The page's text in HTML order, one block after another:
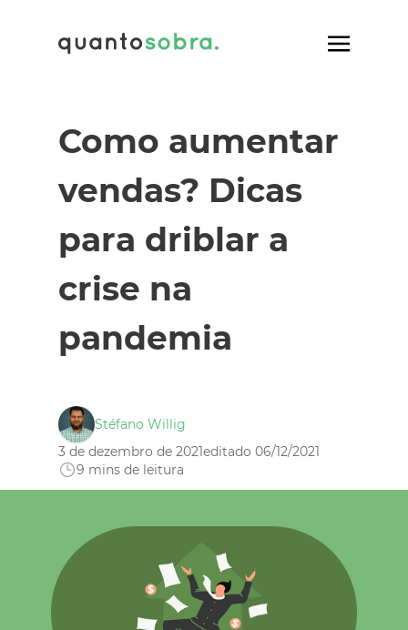
Como aumentar
vendas? Dicas
para driblar a
crise na
pandemia
Stéfano Willig
3 de dezembro de 2021editado 06/12/2021
9 mins de leitura